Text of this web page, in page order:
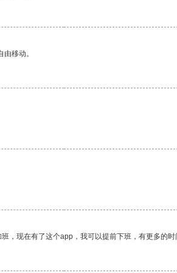
移动。
，现在有了这个app，我可以提前下班，有更多的时